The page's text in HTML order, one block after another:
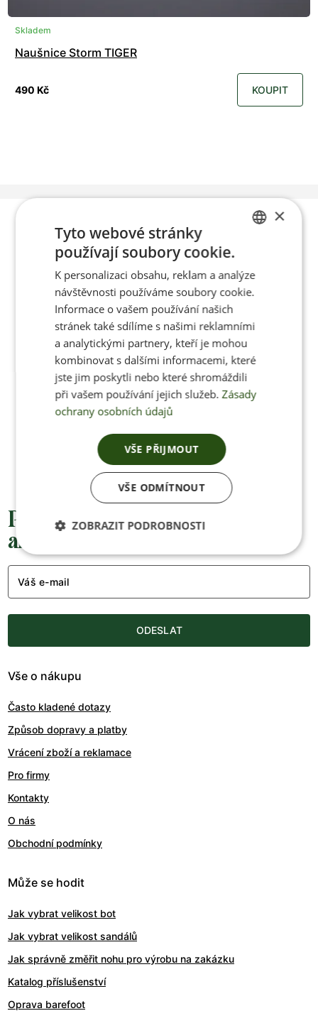
Skladem
Naušnice Storm TIGER
490 Kč KOUPIT
Poradíme vám s
výběrem
Po-Pá 8:00 – 17:00
Jan Pančocha
info@jenonleather.cz
Přednostní informace o soutěžích,
akcích a novinkách
Váš e-mail
ODESLAT
Vše o nákupu
Často kladené dotazy
Způsob dopravy a platby
Vrácení zboží a reklamace
Pro firmy
Kontakty
O nás
Obchodní podmínky
Může se hodit
Jak vybrat velikost bot
Jak vybrat velikost sandálů
Jak správně změřit nohu pro výrobu na zakázku
Katalog příslušenství
Oprava barefoot
ENGLISH
×
Tyto webové stránky
používají soubory cookie.
K personalizaci obsahu, reklam a analýze
návštěvnosti používáme soubory cookie.
Informace o vašem používání našich
stránek také sdílíme s našimi reklamními
a analytickými partnery, kteří je mohou
kombinovat s dalšími informacemi, které
jste jim poskytli nebo které shromáždili
při vašem používání jejich služeb. Zásady
ochrany osobních údajů
VŠE PŘIJMOUT
VŠE ODMÍTNOUT
ZOBRAZIT PODROBNOSTI